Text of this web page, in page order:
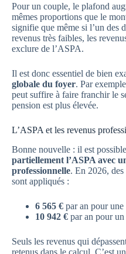
Pour un couple, le plafond
mêmes proportions que le
signifie que même si l’un des
revenus très faibles, les
exclure de l’ASPA.
Il est donc essentiel de bien
globale du foyer. Par
peut suffire à faire franchir le
pension est plus élevée.
L’ASPA et les revenus
Bonne nouvelle : il est
partiellement l’ASPA avec
professionnelle. En 2026, des
sont appliqués :
6 565 € par an pour une
10 942 € par an pour
Seuls les revenus qui
retenus dans le calcul. C’est